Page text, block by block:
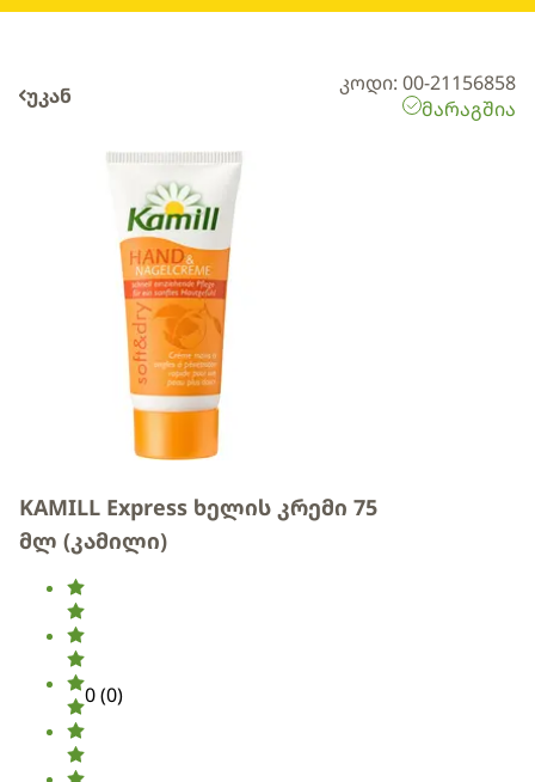
უკან
კოდი: 00-21156858
მარაგშია
KAMILL Express ხელის კრემი 75
მლ (კამილი)
0(0)